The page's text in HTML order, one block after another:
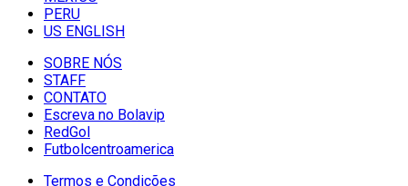
PERU
US ENGLISH
SOBRE NÓS
STAFF
CONTATO
Escreva no Bolavip
RedGol
Futbolcentroamerica
Termos e Condições